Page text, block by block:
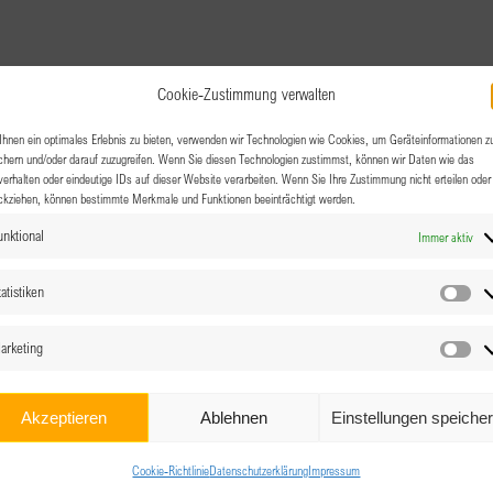
Cookie-Zustimmung verwalten
ein optimales Erlebnis zu bieten, verwenden wir Technologien wie Cookies, um Geräteinformationen
und/oder darauf zuzugreifen. Wenn Sie diesen Technologien zustimmst, können wir Daten wie das
oder eindeutige IDs auf dieser Website verarbeiten. Wenn Sie Ihre Zustimmung nicht erteilen oder
können bestimmte Merkmale und Funktionen beeinträchtigt werden.
Immer aktiv
Akzeptieren Ablehnen Einstellungen
Cookie-RichtlinieDatenschutzerklärungImpressum